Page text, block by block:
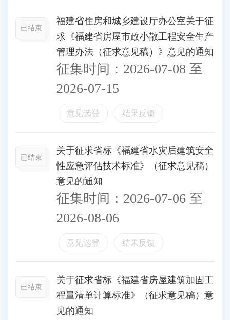
已结束
福建省住房和城乡建设厅办公室关于征
求《福建省房屋市政小散工程安全生产
管理办法（征求意见稿）》意见的通知
征集时间： 2026-07-08 至
2026-07-15
意见选登 结果反馈
已结束
关于征求省标《福建省水灾后建筑安全
性应急评估技术标准》（征求意见稿）
意见的通知
征集时间： 2026-07-06 至
2026-08-06
意见选登 结果反馈
已结束
关于征求省标《福建省房屋建筑加固工
程量清单计算标准》（征求意见稿）意
见的通知